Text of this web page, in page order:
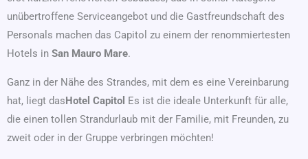
unübertroffene Serviceangebot und die Gastfreundschaft des
Personals machen das Capitol zu einem der renommiertesten
Hotels in San Mauro Mare.
Ganz in der Nähe des Strandes, mit dem es eine Vereinbarung
hat, liegt dasHotel Capitol Es ist die ideale Unterkunft für alle,
die einen tollen Strandurlaub mit der Familie, mit Freunden, zu
zweit oder in der Gruppe verbringen möchten!